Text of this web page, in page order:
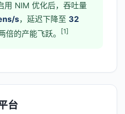
用 NIM 优化后，吞吐量
s，延迟下降至 32
倍的产能飞跃。 [1]
台